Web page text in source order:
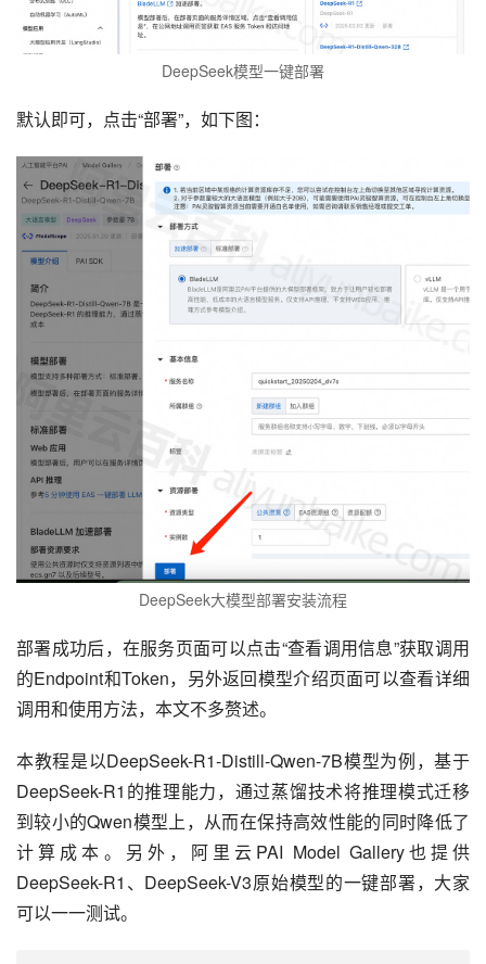
DeepSeek模型一键部署
默认即可，点击“部署”，如下图：
DeepSeek大模型部署安装流程
部署成功后，在服务页面可以点击“查看调用信息”获取调用
的Endpoint和Token，另外返回模型介绍页面可以查看详细
调用和使用方法，本文不多赘述。
本教程是以DeepSeek-R1-Distill-Qwen-7B模型为例，基于
DeepSeek-R1的推理能力，通过蒸馏技术将推理模式迁移
到较小的Qwen模型上，从而在保持高效性能的同时降低了
计算成本。另外，阿里云PAI Model Gallery也提供
DeepSeek-R1、DeepSeek-V3原始模型的一键部署，大家
可以一一测试。